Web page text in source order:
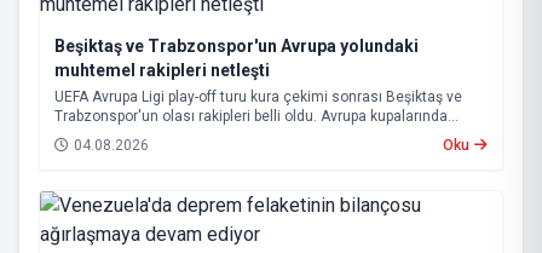
Beşiktaş ve Trabzonspor'un Avrupa yolundaki
muhtemel rakipleri netleşti
UEFA Avrupa Ligi play-off turu kura çekimi sonrası Beşiktaş ve
Trabzonspor'un olası rakipleri belli oldu. Avrupa kupalarında
yoluna devam eden Beşiktaş ve Trabzonspor, grup aşamasına
kalabilmek için kritik eşleşmelerle karşı karşıya gelecek.
04.08.2026 Oku